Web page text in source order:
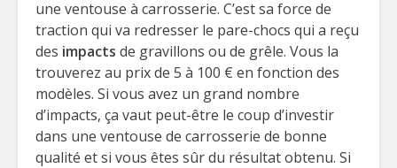
une ventouse à carrosserie. C’est sa force de
traction qui va redresser le pare-chocs qui a reçu
des impacts de gravillons ou de grêle. Vous la
trouverez au prix de 5 à 100 € en fonction des
modèles. Si vous avez un grand nombre
d’impacts, ça vaut peut-être le coup d’investir
dans une ventouse de carrosserie de bonne
qualité et si vous êtes sûr du résultat obtenu. Si